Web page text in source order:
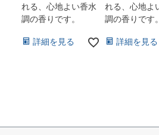
れる、心地よい香水
調の香りです。
詳細を見る
れる、心地よ
調の香りです。
詳細を見る